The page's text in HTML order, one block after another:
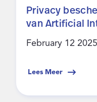
Privacy
van Artificial
February 12 2025
Lees Meer